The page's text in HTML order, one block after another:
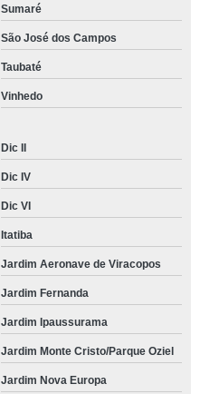
Sumaré
São José dos Campos
Taubaté
Vinhedo
Dic II
Dic IV
Dic VI
Itatiba
Jardim Aeronave de Viracopos
Jardim Fernanda
Jardim Ipaussurama
Jardim Monte Cristo/Parque Oziel
Jardim Nova Europa